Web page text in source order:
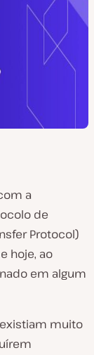
a
de
Protocol)
hoje, ao
em algum
muito